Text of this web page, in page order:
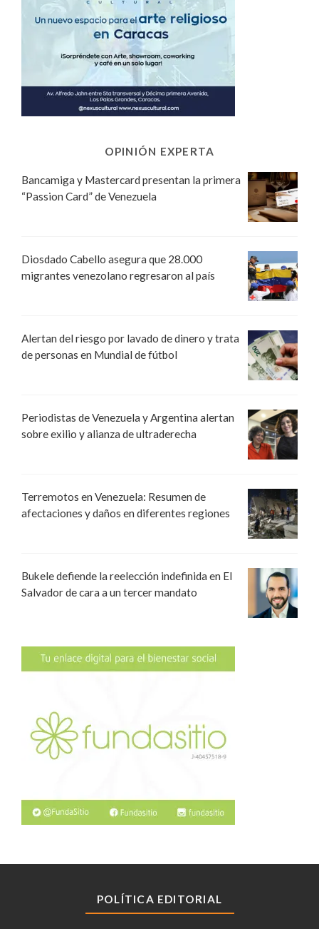
OPINIÓN EXPERTA
Bancamiga y Mastercard presentan la primera
“Passion Card” de Venezuela
Diosdado Cabello asegura que 28.000
migrantes venezolano regresaron al país
Alertan del riesgo por lavado de dinero y trata
de personas en Mundial de fútbol
Periodistas de Venezuela y Argentina alertan
sobre exilio y alianza de ultraderecha
Terremotos en Venezuela: Resumen de
afectaciones y daños en diferentes regiones
Bukele defiende la reelección indefinida en El
Salvador de cara a un tercer mandato
POLÍTICA EDITORIAL